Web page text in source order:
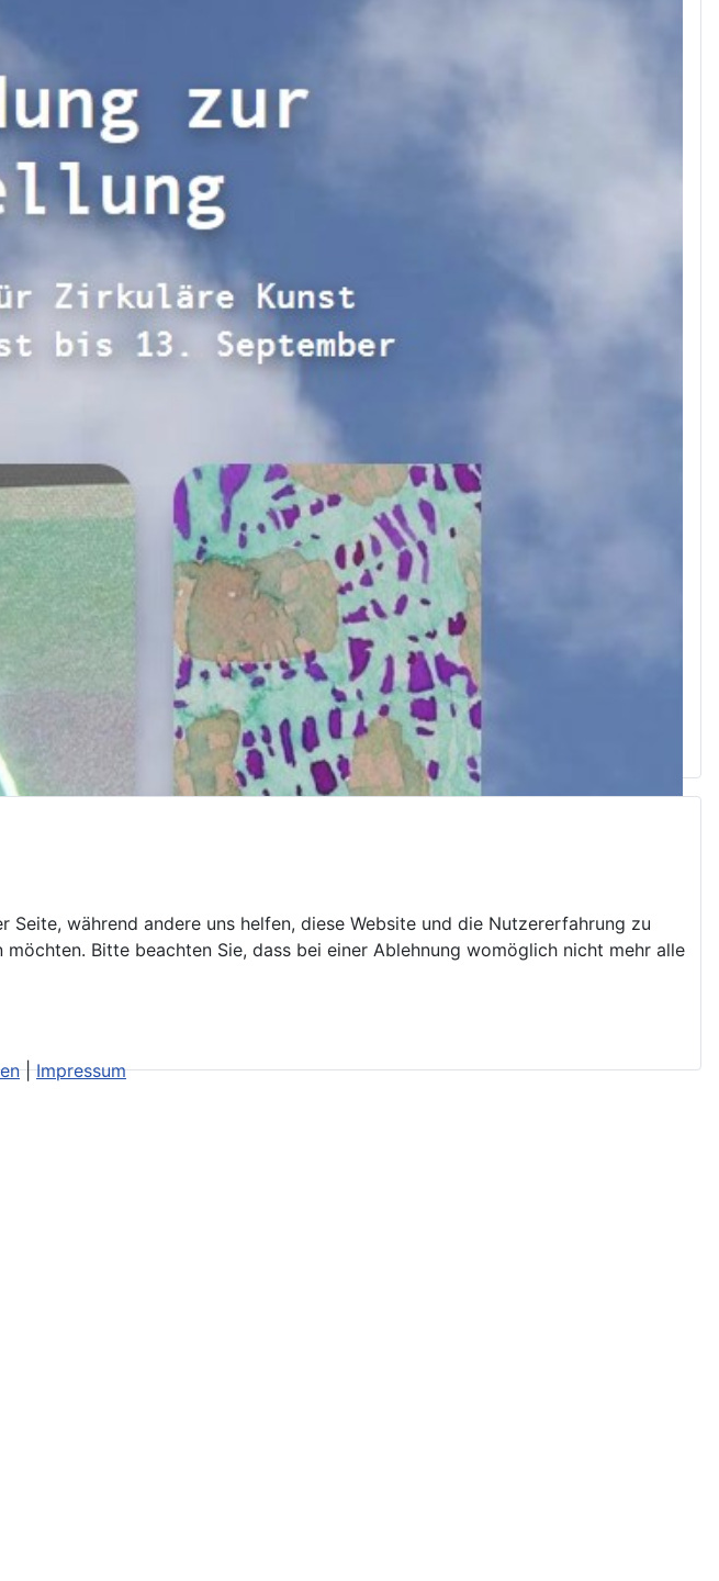
während andere uns helfen, diese Website und die Nutzererfahrung zu
Bitte beachten Sie, dass bei einer Ablehnung womöglich nicht mehr alle
|Impressum